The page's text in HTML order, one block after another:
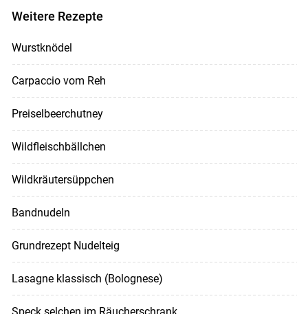
Weitere Rezepte
Wurstknödel
Carpaccio vom Reh
Preiselbeerchutney
Wildfleischbällchen
Wildkräutersüppchen
Bandnudeln
Grundrezept Nudelteig
Lasagne klassisch (Bolognese)